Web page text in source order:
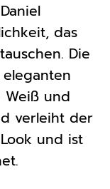
das
Die
Weiß und
verleiht der
und ist